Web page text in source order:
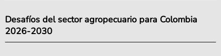
Desafíos del sector agropecuario para Colombia
2026-2030